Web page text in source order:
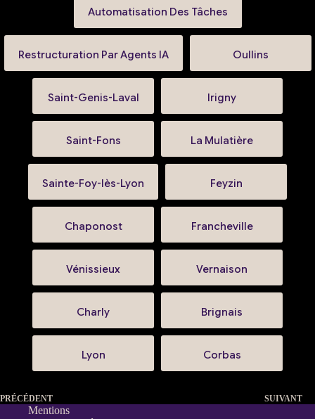
Automatisation Des Tâches
Restructuration Par Agents IA Oullins
Saint-Genis-Laval Irigny
Saint-Fons La Mulatière
Sainte-Foy-lès-Lyon Feyzin
Chaponost Francheville
Vénissieux Vernaison
Charly Brignais
Lyon Corbas
PRÉCÉDENT SUIVANT
Mentions